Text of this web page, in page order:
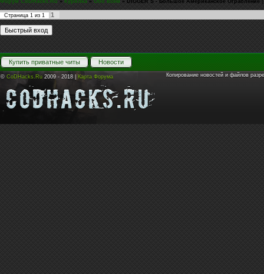
Форум CoDHacks.Ru » Курилка » Обо всем » DIGGER`S - Большое Американское Ограбление
Страница 1 из 1 1
Купить приватные читы Новости
© CoDHacks.Ru 2009 - 2018 | Карта Форума Копирование новостей и файлов